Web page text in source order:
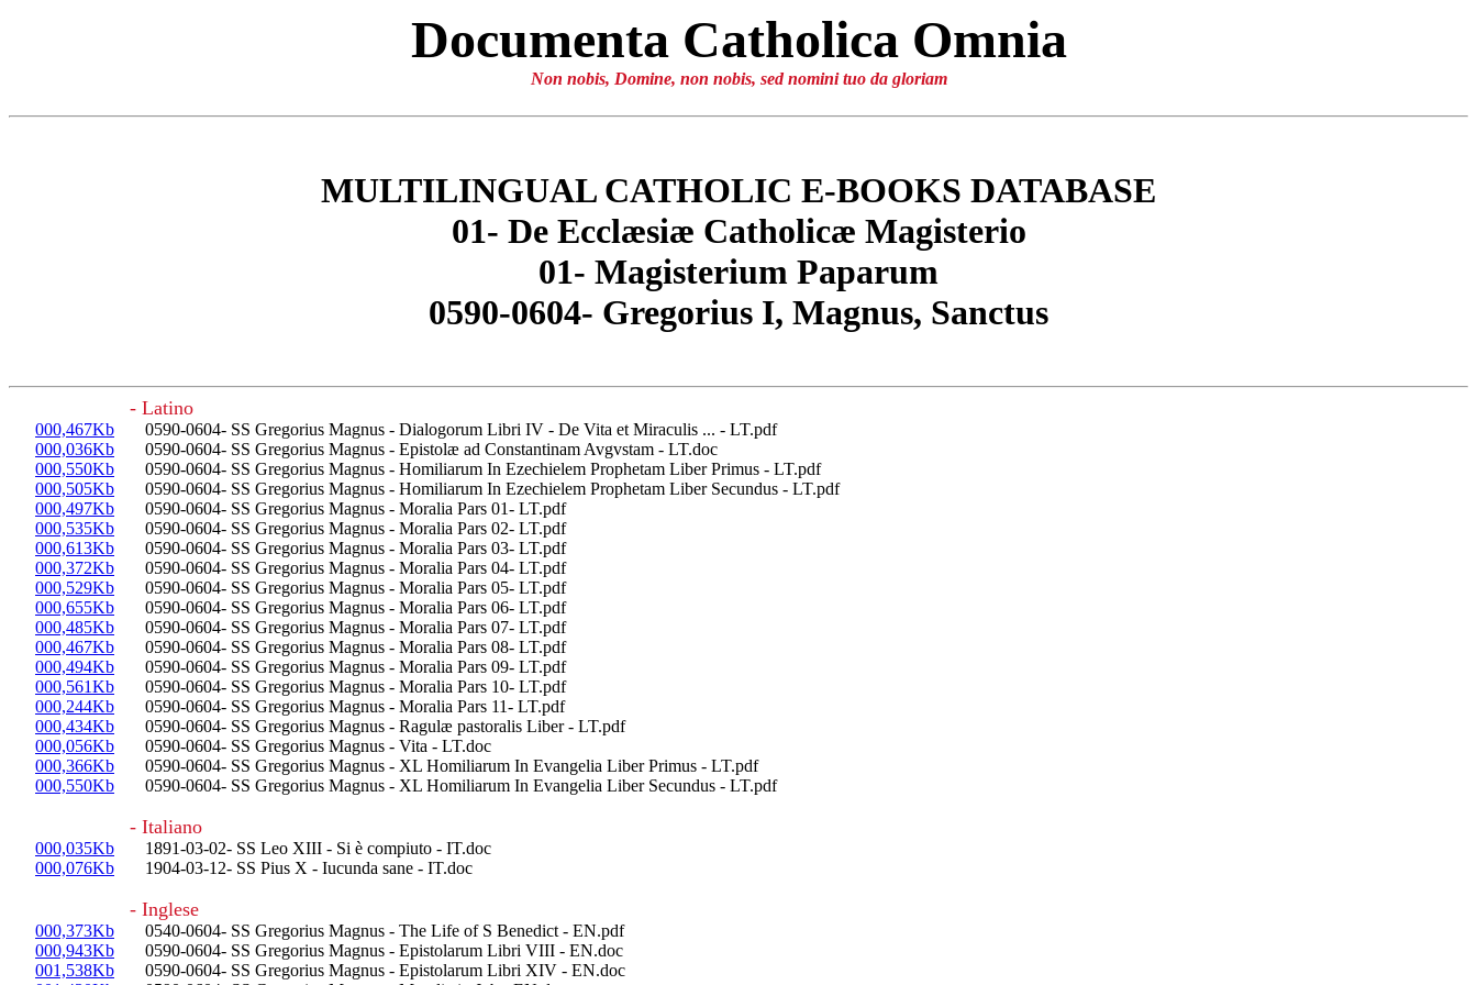
Documenta Catholica Omnia
Non nobis, Domine, non nobis, sed nomini tuo da gloriam
MULTILINGUAL CATHOLIC E-BOOKS DATABASE
01- De Ecclæsiæ Catholicæ Magisterio
01- Magisterium Paparum
0590-0604- Gregorius I, Magnus, Sanctus
- Latino
000,467Kb 0590-0604- SS Gregorius Magnus - Dialogorum Libri IV - De Vita et Miraculis ... - LT.pdf
000,036Kb 0590-0604- SS Gregorius Magnus - Epistolæ ad Constantinam Avgvstam - LT.doc
000,550Kb 0590-0604- SS Gregorius Magnus - Homiliarum In Ezechielem Prophetam Liber Primus - LT.pdf
000,505Kb 0590-0604- SS Gregorius Magnus - Homiliarum In Ezechielem Prophetam Liber Secundus - LT.pdf
000,497Kb 0590-0604- SS Gregorius Magnus - Moralia Pars 01- LT.pdf
000,535Kb 0590-0604- SS Gregorius Magnus - Moralia Pars 02- LT.pdf
000,613Kb 0590-0604- SS Gregorius Magnus - Moralia Pars 03- LT.pdf
000,372Kb 0590-0604- SS Gregorius Magnus - Moralia Pars 04- LT.pdf
000,529Kb 0590-0604- SS Gregorius Magnus - Moralia Pars 05- LT.pdf
000,655Kb 0590-0604- SS Gregorius Magnus - Moralia Pars 06- LT.pdf
000,485Kb 0590-0604- SS Gregorius Magnus - Moralia Pars 07- LT.pdf
000,467Kb 0590-0604- SS Gregorius Magnus - Moralia Pars 08- LT.pdf
000,494Kb 0590-0604- SS Gregorius Magnus - Moralia Pars 09- LT.pdf
000,561Kb 0590-0604- SS Gregorius Magnus - Moralia Pars 10- LT.pdf
000,244Kb 0590-0604- SS Gregorius Magnus - Moralia Pars 11- LT.pdf
000,434Kb 0590-0604- SS Gregorius Magnus - Ragulæ pastoralis Liber - LT.pdf
000,056Kb 0590-0604- SS Gregorius Magnus - Vita - LT.doc
000,366Kb 0590-0604- SS Gregorius Magnus - XL Homiliarum In Evangelia Liber Primus - LT.pdf
000,550Kb 0590-0604- SS Gregorius Magnus - XL Homiliarum In Evangelia Liber Secundus - LT.pdf
- Italiano
000,035Kb 1891-03-02- SS Leo XIII - Si è compiuto - IT.doc
000,076Kb 1904-03-12- SS Pius X - Iucunda sane - IT.doc
- Inglese
000,373Kb 0540-0604- SS Gregorius Magnus - The Life of S Benedict - EN.pdf
000,943Kb 0590-0604- SS Gregorius Magnus - Epistolarum Libri VIII - EN.doc
001,538Kb 0590-0604- SS Gregorius Magnus - Epistolarum Libri XIV - EN.doc